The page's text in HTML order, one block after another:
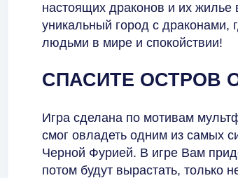
настоящих драконов и их
уникальный город с драконами,
людьми в мире и спокойствии!
СПАСИТЕ ОСТРОВ
Игра сделана по мотивам
смог овладеть одним из самых
Черной Фурией. В игре Вам
потом будут вырастать, только